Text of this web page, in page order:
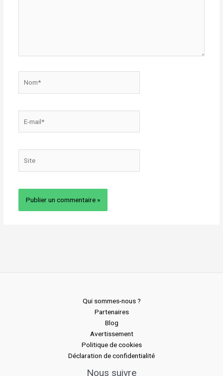
mail*
Qui sommes-nous ?
Partenaires
Blog
Avertissement
Politique de cookies
Déclaration de confidentialité
Nous suivre
facebook
twitter
linkedin
instagram